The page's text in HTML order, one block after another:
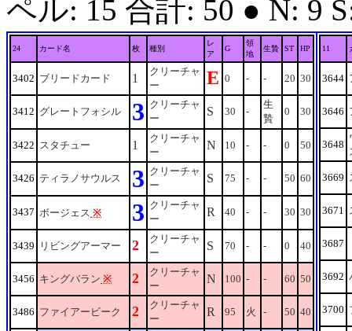
ペル: 15 合計: 50 ● N: 9
24 カード名 枚 種別
レ
ア
G
領
地
生贄 ST HP
3402 ブリードカード 1
クリーチャ
ー
E 0 - - 20 30
3412 グレートフォシル 3 クリーチャ
ー
S 30 -
生
贄
0 30
3422 スタチュー 1
クリーチャ
ー
N 10 - - 0 50
3426 ティラノサウルス 3 クリーチャ
ー
S 75 - - 50 60
3437 ボージェス ※ 3 クリーチャ
ー
R 40 - - 30 30
3439 リビングアーマー 2
クリーチャ
ー
S 70 - - 0 40
3456 キングバラン ※ 2
クリーチャ
ー
N 100 - - 60 50
3486 ファイアービーク 2
クリーチャ
ー
R 95 火 - 50 40
11
3644
3646
3648
3669
3671
3687
3692
3700